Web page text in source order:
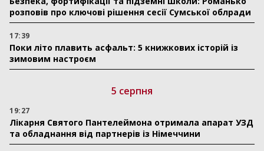
розповів про ключові рішення сесії Сумської облради
17:39
Поки літо плавить асфальт: 5 книжкових історій із
зимовим настроєм
5 серпня
19:27
Лікарня Святого Пантелеймона отримала апарат УЗД
та обладнання від партнерів із Німеччини